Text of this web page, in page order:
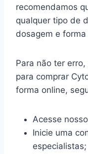
recomendamos
qualquer tipo de
dosagem e
Para não ter
para comprar
forma online,
Acesse
Inicie uma
especialistas;